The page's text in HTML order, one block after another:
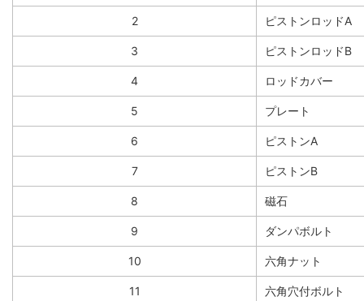
2 ピストンロッドA
3 ピストンロッドB
4 ロッドカバー
5 プレート
6 ピストンA
7 ピストンB
8 磁石
9 ダンパボルト
10 六角ナット
11 六角穴付ボルト